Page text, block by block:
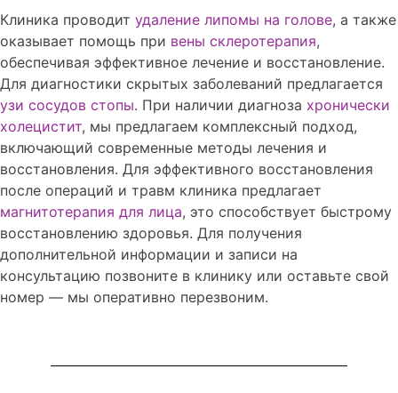
Клиника проводит удаление липомы на голове, а также
оказывает помощь при вены склеротерапия,
обеспечивая эффективное лечение и восстановление.
Для диагностики скрытых заболеваний предлагается
узи сосудов стопы. При наличии диагноза хронически
холецистит, мы предлагаем комплексный подход,
включающий современные методы лечения и
восстановления. Для эффективного восстановления
после операций и травм клиника предлагает
магнитотерапия для лица, это способствует быстрому
восстановлению здоровья. Для получения
дополнительной информации и записи на
консультацию позвоните в клинику или оставьте свой
номер — мы оперативно перезвоним.